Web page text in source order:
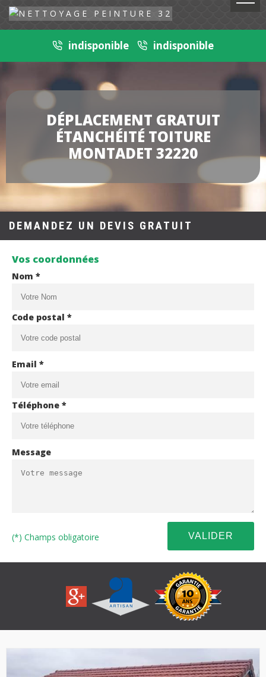
indisponible indisponible
DÉPLACEMENT GRATUIT
ÉTANCHÉITÉ TOITURE
MONTADET 32220
DEMANDEZ UN DEVIS GRATUIT
Vos coordonnées
Nom *
Code postal *
Email *
Téléphone *
Message
(*) Champs obligatoire